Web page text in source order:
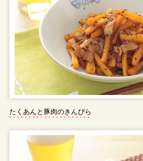
たくあんと豚肉のきんぴら